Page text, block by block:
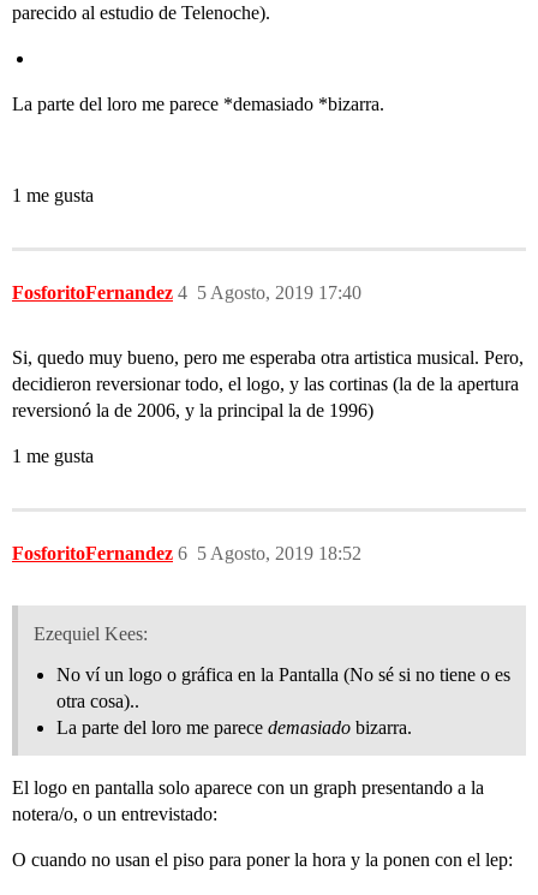
parecido al estudio de Telenoche).
La parte del loro me parece *demasiado *bizarra.
1 me gusta
FosforitoFernandez 5 Agosto, 2019 17:40
4
Si, quedo muy bueno, pero me esperaba otra artistica musical. Pero,
decidieron reversionar todo, el logo, y las cortinas (la de la apertura
reversionó la de 2006, y la principal la de 1996)
1 me gusta
FosforitoFernandez 5 Agosto, 2019 18:52
6
Ezequiel Kees:
No ví un logo o gráfica en la Pantalla (No sé si no tiene o es
otra cosa)..
La parte del loro me parece demasiado bizarra.
El logo en pantalla solo aparece con un graph presentando a la
notera/o, o un entrevistado:
O cuando no usan el piso para poner la hora y la ponen con el lep: